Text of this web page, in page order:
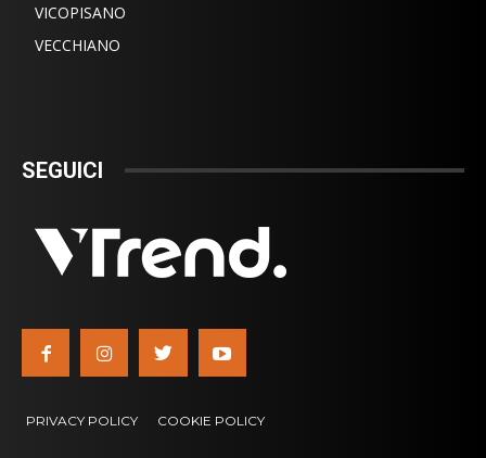
VICOPISANO
VECCHIANO
SEGUICI
PRIVACY POLICY COOKIE POLICY